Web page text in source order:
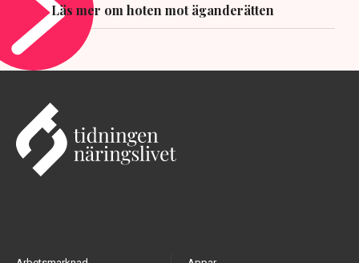
Läs mer om hoten mot äganderätten